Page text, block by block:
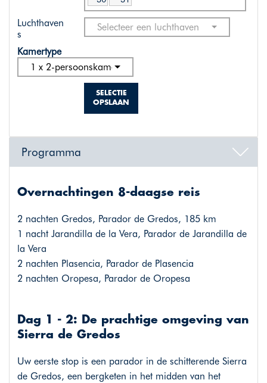
Luchthaven
s
Selecteer een luchthaven
Kamertype
1 x 2-persoonskamer standaard
SELECTIE
OPSLAAN
Programma
Overnachtingen 8-daagse reis
2 nachten Gredos, Parador de Gredos, 185 km
1 nacht Jarandilla de la Vera, Parador de Jarandilla de
la Vera
2 nachten Plasencia, Parador de Plasencia
2 nachten Oropesa, Parador de Oropesa
Dag 1 - 2: De prachtige omgeving van
Sierra de Gredos
Uw eerste stop is een parador in de schitterende Sierra
de Gredos, een bergketen in het midden van het